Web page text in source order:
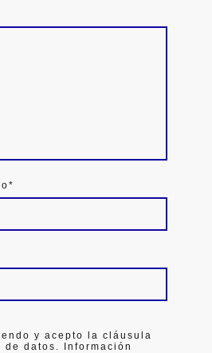
*
y acepto la cláusula
de datos. Información